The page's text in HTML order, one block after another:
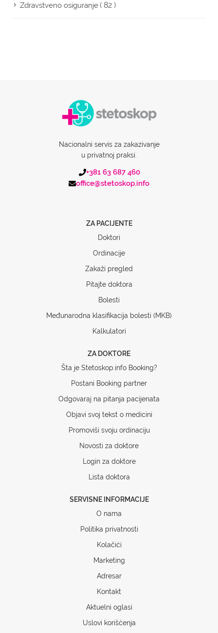
Zdravstveno osiguranje( 82 )
Nacionalni servis za zakazivanje
u privatnoj praksi.
+381 63 687 460
office@stetoskop.info
ZA PACIJENTE
Doktori
Ordinacije
Zakaži pregled
Pitajte doktora
Bolesti
Međunarodna klasifikacija bolesti (MKB)
Kalkulatori
ZA DOKTORE
Šta je Stetoskop.info Booking?
Postani Booking partner
Odgovaraj na pitanja pacijenata
Objavi svoj tekst o medicini
Promoviši svoju ordinaciju
Novosti za doktore
Login za doktore
Lista doktora
SERVISNE INFORMACIJE
O nama
Politika privatnosti
Kolačići
Marketing
Adresar
Kontakt
Aktuelni oglasi
Uslovi korišćenja